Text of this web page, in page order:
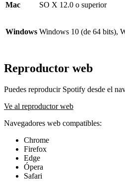
Mac SO X 12.0 o superior
Windows Windows 10 (de 64 bits),
Reproductor web
Puedes reproducir Spotify desde el
Ve al reproductor web
Navegadores web compatibles:
Chrome
Firefox
Edge
Ópera
Safari